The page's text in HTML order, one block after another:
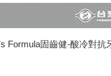
Formula固齒健-酸冷對抗